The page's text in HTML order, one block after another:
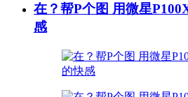
在？帮P个图 用微星
感